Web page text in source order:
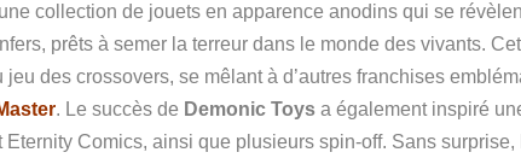
collection de jouets en apparence anodins qui se
prêts à semer la terreur dans le monde des vivants.
jeu des crossovers, se mêlant à d’autres franchises
. Le succès de Demonic Toys a également inspiré
Eternity Comics, ainsi que plusieurs spin-off. Sans